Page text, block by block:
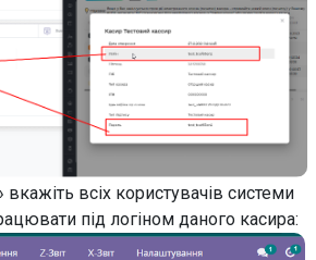
вкажіть всіх користувачів системи
під логіном даного касира: